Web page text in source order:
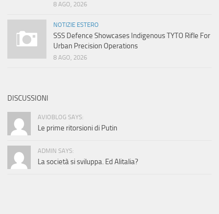
8 AGO, 2026
NOTIZIE ESTERO
SSS Defence Showcases Indigenous TYTO Rifle For
Urban Precision Operations
8 AGO, 2026
DISCUSSIONI
AVIOBLOG SAYS:
Le prime ritorsioni di Putin
ADMIN SAYS:
La società si sviluppa. Ed Alitalia?